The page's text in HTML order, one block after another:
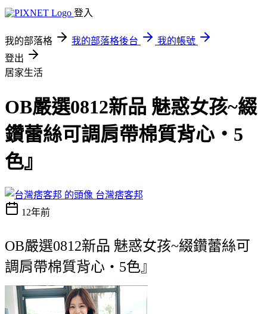
登入
我的部落格 我的部落格後台
我的帳號
登出
居家生活
OB嚴選0812新品 魅惑女孩~綴
鑽蕾絲可調肩帶棉質背心‧5
色』
台灣痞客邦
12年前
OB嚴選0812新品 魅惑女孩~綴鑽蕾絲可
調肩帶棉質背心‧5色』